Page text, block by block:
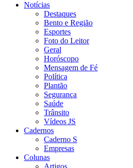
Notícias
Destaques
Bento e Região
Esportes
Foto do Leitor
Geral
Horóscopo
Mensagem de Fé
Política
Plantão
Segurança
Saúde
Trânsito
Vídeos JS
Cadernos
Caderno S
Empresas
Colunas